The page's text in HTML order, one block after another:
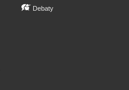
Debaty